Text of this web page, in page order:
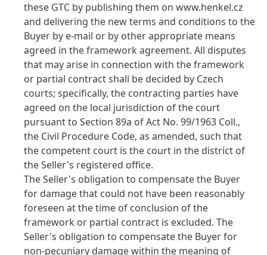
these GTC by publishing them on www.henkel.cz
and delivering the new terms and conditions to the
Buyer by e-mail or by other appropriate means
agreed in the framework agreement. All disputes
that may arise in connection with the framework
or partial contract shall be decided by Czech
courts; specifically, the contracting parties have
agreed on the local jurisdiction of the court
pursuant to Section 89a of Act No. 99/1963 Coll.,
the Civil Procedure Code, as amended, such that
the competent court is the court in the district of
the Seller's registered office.
The Seller's obligation to compensate the Buyer
for damage that could not have been reasonably
foreseen at the time of conclusion of the
framework or partial contract is excluded. The
Seller's obligation to compensate the Buyer for
non-pecuniary damage within the meaning of